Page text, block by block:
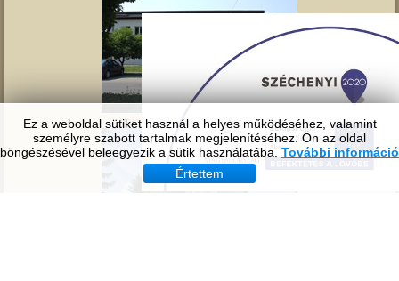
Ez a weboldal sütiket használ a helyes működéséhez, valamint
személyre szabott tartalmak megjelenítéséhez. Ön az oldal
böngészésével beleegyezik a sütik használatába. További információ
Értettem
Molnár Mátyás Általános Iskola